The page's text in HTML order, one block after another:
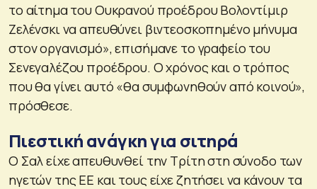
το αίτημα του Ουκρανού προέδρου Βολοντίμιρ
Ζελένσκι να απευθύνει βιντεοσκοπημένο μήνυμα
στον οργανισμό», επισήμανε το γραφείο του
Σενεγαλέζου προέδρου. Ο χρόνος και ο τρόπος
που θα γίνει αυτό «θα συμφωνηθούν από κοινού»,
πρόσθεσε.
Πιεστική ανάγκη για σιτηρά
Ο Σαλ είχε απευθυνθεί την Τρίτη στη σύνοδο των
ηγετών της ΕΕ και τους είχε ζητήσει να κάνουν τα